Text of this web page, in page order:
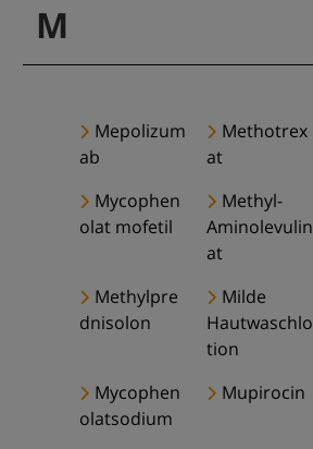
M
Mepolizum
ab
Methotrex
at
Mycophen
olat mofetil
Methyl-
Aminolevulin
at
Methylpre
dnisolon
Milde
Hautwaschlo
tion
Mycophen
olatsodium
Mupirocin